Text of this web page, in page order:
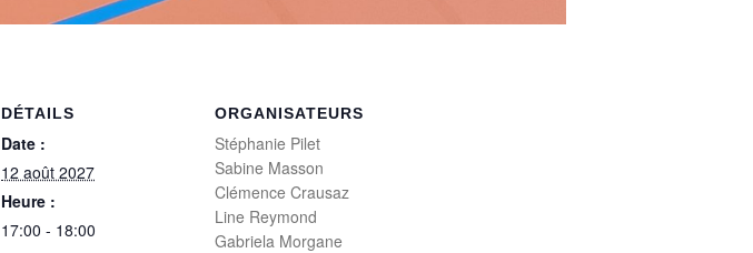
DÉTAILS
Date :
12 août 2027
Heure :
17:00 - 18:00
ORGANISATEURS
Stéphanie Pilet
Sabine Masson
Clémence Crausaz
Line Reymond
Gabriela Morgane